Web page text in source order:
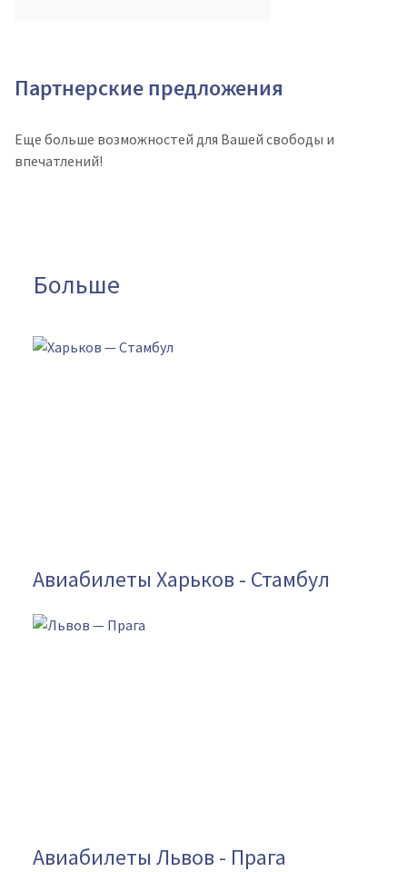
Партнерские предложения
Еще больше возможностей для Вашей свободы и
впечатлений!
Больше
Авиабилеты Харьков - Стамбул
Авиабилеты Львов - Прага